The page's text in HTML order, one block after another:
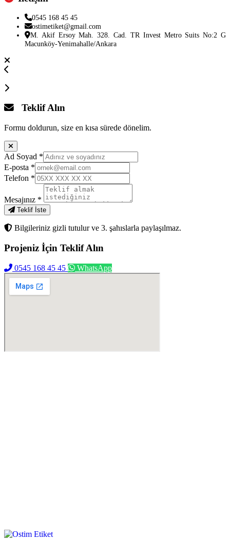
0545 168 45 45
ostimetiket@gmail.com
M. Akif Ersoy Mah. 328. Cad. TR Invest Metro Suits No:2 G
Macunköy-Yenimahalle/Ankara
Teklif Alın
Formu doldurun, size en kısa sürede dönelim.
Ad Soyad *
E-posta *
Telefon *
Mesajınız *
Teklif İste
Bilgileriniz gizli tutulur ve 3. şahıslarla paylaşılmaz.
Projeniz İçin Teklif Alın
0545 168 45 45 WhatsApp